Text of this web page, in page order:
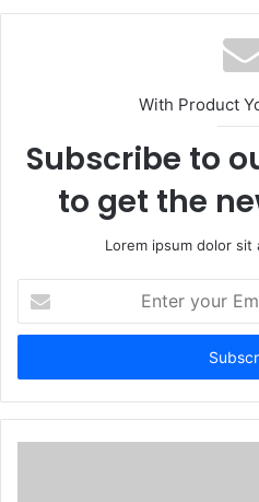
With Product
Subscribe to
to get the
Lorem ipsum dolor
your
Email